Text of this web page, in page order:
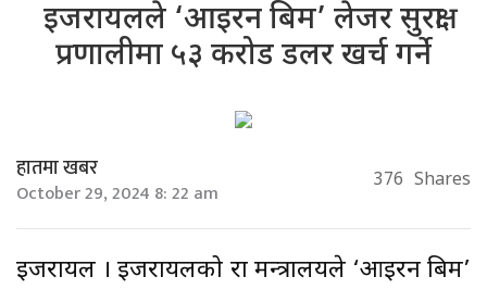
इजरायलले ‘आइरन बिम’ लेजर सुरक्षा
प्रणालीमा ५३ करोड डलर खर्च गर्ने
हातमा खबर
October 29, 2024 8: 22 am 376 Shares
इजरायल । इजरायलको रक्षा मन्त्रालयले ‘आइरन बिम’